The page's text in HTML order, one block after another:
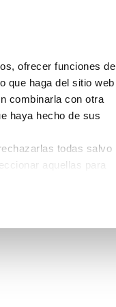
ofrecer funciones de
que haga del sitio web
combinarla con otra
haya hecho de sus
todas salvo
aquellas para